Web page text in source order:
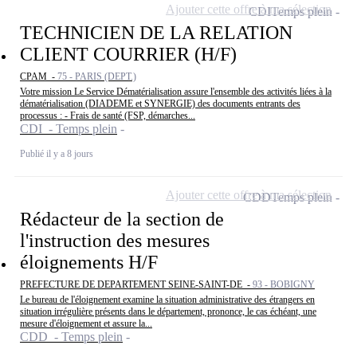
TECHNICIEN DE LA RELATION
CLIENT COURRIER (H/F)
CPAM - 75 - PARIS (DEPT.)
Votre mission Le Service Dématérialisation assure l'ensemble des activités liées à la
dématérialisation (DIADEME et SYNERGIE) des documents entrants des
processus : - Frais de santé (FSP, démarches...
CDI - Temps plein
Publié il y a 8 jours
CDITemps plein
Ajouter cette offre à ma sélection
Rédacteur de la section de
l'instruction des mesures
éloignements H/F
PREFECTURE DE DEPARTEMENT SEINE-SAINT-DE - 93 - BOBIGNY
Le bureau de l'éloignement examine la situation administrative des étrangers en
situation irrégulière présents dans le département, prononce, le cas échéant, une
mesure d'éloignement et assure la...
CDD - Temps plein
CDDTemps plein
Ajouter cette offre à ma sélection